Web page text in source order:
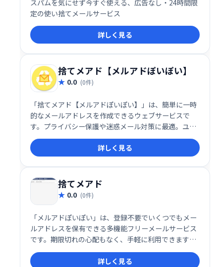
スパムを気にせず今すぐ使える、広告なし・24時間限
定の使い捨てメールサービス
詳しく見る
捨てメアド【メルアドぽいぽい】
0.0 (0件)
「捨てメアド【メルアドぽいぽい】」は、簡単に一時
的なメールアドレスを作成できるウェブサービスで
す。プライバシー保護や迷惑メール対策に最適。ユー
ザー登録不要で、一定期間後に自動削除されるため、
手軽に利用できます。サービス利用による個人情報の
提供は一切ありません。安心して、様々な場面でご活
用ください。
詳しく見る
捨てメアド
0.0 (0件)
「メルアドぽいぽい」は、登録不要でいくつでもメー
ルアドレスを保有できる多機能フリーメールサービス
です。期限切れの心配もなく、手軽に利用できます。
プライバシー保護や、サービス登録時の使い捨てアド
レスとして最適です。詳しく見る